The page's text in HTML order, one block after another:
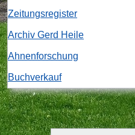
Zeitungsregister
Archiv Gerd Heile
Ahnenforschung
Buchverkauf